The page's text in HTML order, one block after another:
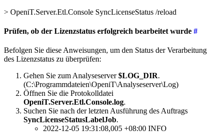
> OpeniT.Server.Etl.Console SyncLicenseStatus /reload
Prüfen, ob der Lizenzstatus erfolgreich bearbeitet wurde #
Befolgen Sie diese Anweisungen, um den Status der Verarbeitung
des Lizenzstatus zu überprüfen:
Gehen Sie zum Analyseserver$LOG_DIR.
(C:\Programmdateien\OpeniT\Analyseserver\Log)
Öffnen Sie die Protokolldatei
OpeniT.Server.Etl.Console.log.
Suchen Sie nach der letzten Ausführung des Auftrags
SyncLicenseStatusLabelJob.
2022-12-05 19:31:08,005 +08:00 INFO